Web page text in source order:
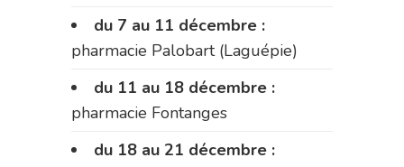
du 7 au 11 décembre :
pharmacie Palobart (Laguépie)
du 11 au 18 décembre :
pharmacie Fontanges
du 18 au 21 décembre :